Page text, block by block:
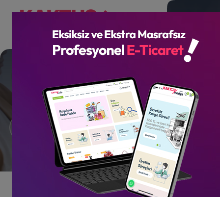
Kişisel Web Tasarım
Referanslar